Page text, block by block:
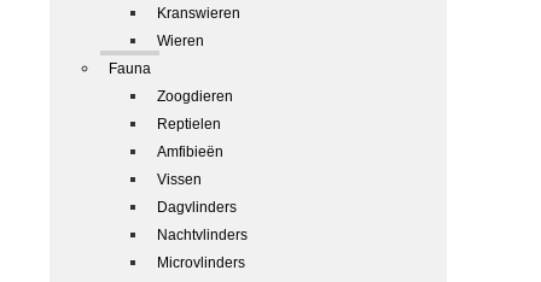
Kranswieren
Wieren
Fauna
Zoogdieren
Reptielen
Amfibieën
Vissen
Dagvlinders
Nachtvlinders
Microvlinders